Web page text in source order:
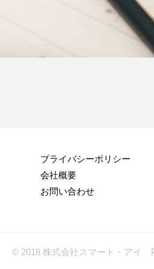
プライバシーポリシー
会社概要
お問い合わせ
© 2018 株式会社スマート・アイ